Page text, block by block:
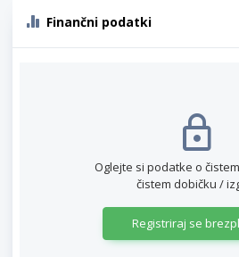
Finančni podatki
Oglejte si podatke o
čistem dobičku /
Registriraj se